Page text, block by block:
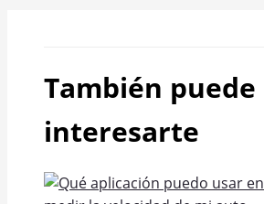
También puede
interesarte